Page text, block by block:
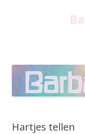
Hartjes tellen